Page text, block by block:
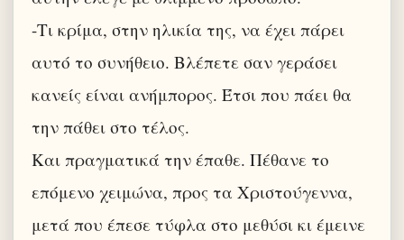
-Τι κρίμα, στην ηλικία της, να έχει πάρει
αυτό το συνήθειο. Βλέπετε σαν γεράσει
κανείς είναι ανήμπορος. Έτσι που πάει θα
την πάθει στο τέλος.
Και πραγματικά την έπαθε. Πέθανε το
επόμενο χειμώνα, προς τα Χριστούγεννα,
μετά που έπεσε τύφλα στο μεθύσι κι έμεινε